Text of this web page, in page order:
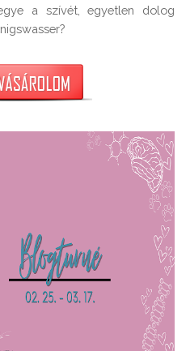
a szívét, egyetlen dolog